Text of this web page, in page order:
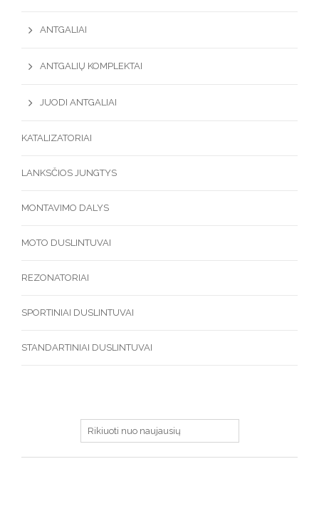
ANTGALIAI
ANTGALIŲ KOMPLEKTAI
JUODI ANTGALIAI
KATALIZATORIAI
LANKSČIOS JUNGTYS
MONTAVIMO DALYS
MOTO DUSLINTUVAI
REZONATORIAI
SPORTINIAI DUSLINTUVAI
STANDARTINIAI DUSLINTUVAI